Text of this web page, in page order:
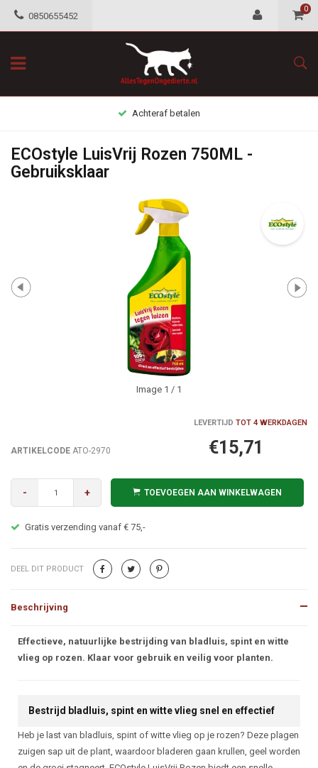
0850655452
0
Achteraf betalen
ECOstyle LuisVrij Rozen 750ML -
Gebruiksklaar
Image 1 / 1
LEVERTIJD TOT 4 WERKDAGEN
ARTIKELCODE ATO-2970 €15,71
- + TOEVOEGEN AAN WINKELWAGEN
Gratis verzending vanaf € 75,-
DEEL DIT PRODUCT
Beschrijving
Beschrijving
Effectieve, natuurlijke bestrijding van bladluis, spint en witte
vlieg op rozen. Klaar voor gebruik en veilig voor planten.
Bestrijd bladluis, spint en witte vlieg snel en effectief
Heb je last van bladluis, spint of witte vlieg op je rozen? Deze plagen
zuigen sap uit de plant, waardoor bladeren gaan krullen, geel worden